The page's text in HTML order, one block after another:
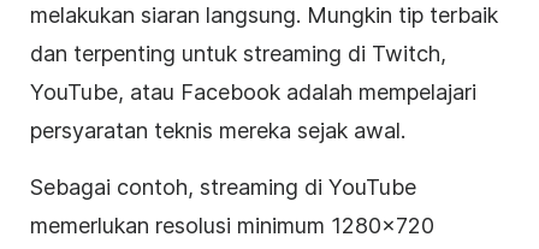
melakukan siaran langsung. Mungkin tip terbaik
dan terpenting untuk streaming di Twitch,
YouTube, atau Facebook adalah mempelajari
persyaratan teknis mereka sejak awal.
Sebagai contoh, streaming di YouTube
memerlukan resolusi minimum 1280×720